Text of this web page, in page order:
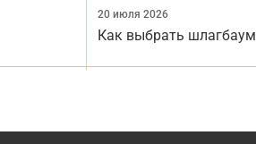
20 июля 2026
Как выбрать шлагбаум